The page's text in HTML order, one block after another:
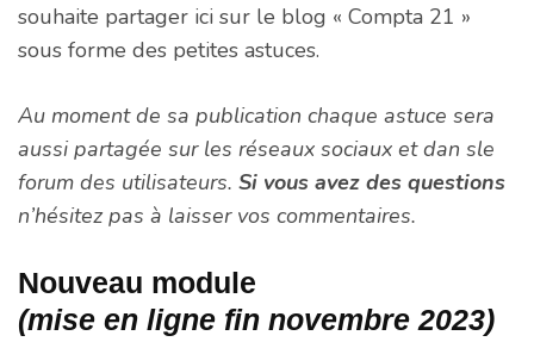
souhaite partager ici sur le blog « Compta 21 »
sous forme des petites astuces.
Au moment de sa publication chaque astuce sera
aussi partagée sur les réseaux sociaux et dan sle
forum des utilisateurs. Si vous avez des questions
n’hésitez pas à laisser vos commentaires.
Nouveau module
(mise en ligne fin novembre 2023)